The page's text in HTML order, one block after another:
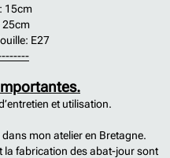
15cm
25cm
E27
et utilisation.
mon atelier en Bretagne.
la fabrication des abat-jour sont